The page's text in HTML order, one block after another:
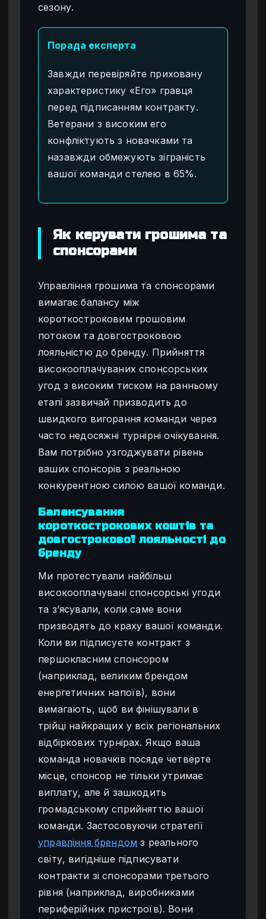
сезону.
Порада експерта
Завжди перевіряйте приховану
характеристику «Его» гравця
перед підписанням контракту.
Ветерани з високим его
конфліктують з новачками та
назавжди обмежують зіграність
вашої команди стелею в 65%.
Як керувати грошима та
спонсорами
Управління грошима та спонсорами
вимагає балансу між
короткостроковим грошовим
потоком та довгостроковою
лояльністю до бренду. Прийняття
високооплачуваних спонсорських
угод з високим тиском на ранньому
етапі зазвичай призводить до
швидкого вигорання команди через
часто недосяжні турнірні очікування.
Вам потрібно узгоджувати рівень
ваших спонсорів з реальною
конкурентною силою вашої команди.
Балансування
короткострокових коштів та
довгострокової лояльності до
бренду
Ми протестували найбільш
високооплачувані спонсорські угоди
та з’ясували, коли саме вони
призводять до краху вашої команди.
Коли ви підписуєте контракт з
першокласним спонсором
(наприклад, великим брендом
енергетичних напоїв), вони
вимагають, щоб ви фінішували в
трійці найкращих у всіх регіональних
відбіркових турнірах. Якщо ваша
команда новачків посяде четверте
місце, спонсор не тільки утримає
виплату, але й зашкодить
громадському сприйняттю вашої
команди. Застосовуючи стратегії
управління брендом з реального
світу, вигідніше підписувати
контракти зі спонсорами третього
рівня (наприклад, виробниками
периферійних пристроїв). Вони